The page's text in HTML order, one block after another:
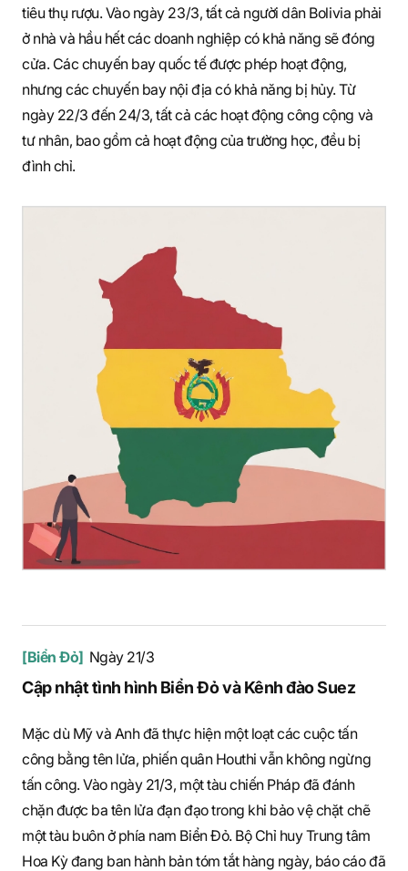
tiêu thụ rượu. Vào ngày 23/3, tất cả người dân Bolivia phải
ở nhà và hầu hết các doanh nghiệp có khả năng sẽ đóng
cửa. Các chuyến bay quốc tế được phép hoạt động,
nhưng các chuyến bay nội địa có khả năng bị hủy. Từ
ngày 22/3 đến 24/3, tất cả các hoạt động công cộng và
tư nhân, bao gồm cả hoạt động của trường học, đều bị
đình chỉ.
[Biển Đỏ] Ngày 21/3
Cập nhật tình hình Biển Đỏ và Kênh đào Suez
Mặc dù Mỹ và Anh đã thực hiện một loạt các cuộc tấn
công bằng tên lửa, phiến quân Houthi vẫn không ngừng
tấn công. Vào ngày 21/3, một tàu chiến Pháp đã đánh
chặn được ba tên lửa đạn đạo trong khi bảo vệ chặt chẽ
một tàu buôn ở phía nam Biển Đỏ. Bộ Chỉ huy Trung tâm
Hoa Kỳ đang ban hành bản tóm tắt hàng ngày, báo cáo đã